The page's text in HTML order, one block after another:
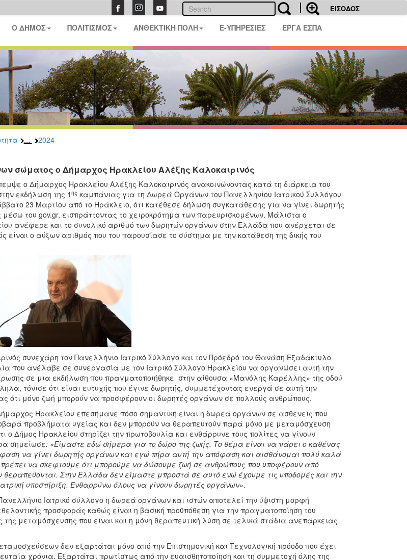
ΕΙΣΟΔΟΣ
Ο ΔΗΜΟΣ ΠΟΛΙΤΙΣΜΟΣ ΑΝΘΕΚΤΙΚΗ ΠΟΛΗ E-ΥΠΗΡΕΣΙΕΣ ΕΡΓΑ ΕΣΠΑ
... 2024
σώματος ο Δήμαρχος Ηρακλείου Αλέξης Καλοκαιρινός
ο Δήμαρχος Ηρακλείου Αλέξης Καλοκαιρινός ανακοινώνοντας κατά τη διάρκεια του
εκδήλωση της 1ης καμπάνιας για τη Δωρεά Οργάνων του Πανελληνίου Ιατρικού Συλλόγου
23 Μαρτίου από το Ηράκλειο, ότι κατέθεσε δήλωση συγκατάθεσης για να γίνει δωρητής
του gov.gr, εισπράττοντας το χειροκρότημα των παρευρισκομένων. Μάλιστα ο
ανέφερε και το συνολικό αριθμό των δωρητών οργάνων στην Ελλάδα που ανέρχεται σε
είναι ο αύξων αριθμός που του παρουσίασε το σύστημα με την κατάθεση της δικής του
συνεχάρη τον Πανελλήνιο Ιατρικό Σύλλογο και τον Πρόεδρό του Θανάση Εξαδάκτυλο
που ανέλαβε σε συνεργασία με τον Ιατρικό Σύλλογο Ηρακλείου να οργανώσει αυτή την
σε μια εκδήλωση που πραγματοποιήθηκε στην αίθουσα «Μανόλης Καρέλλης» της οδού
τόνισε ότι είναι ευτυχής που έγινε δωρητής, συμμετέχοντας ενεργά σε αυτή την
ότι μόνο ζωή μπορούν να προσφέρουν οι δωρητές οργάνων σε πολλούς ανθρώπους.
Ηρακλείου επεσήμανε πόσο σημαντική είναι η δωρεά οργάνων σε ασθενείς που
προβλήματα υγείας και δεν μπορούν να θεραπευτούν παρά μόνο με μεταμόσχευση
ο Δήμος Ηρακλείου στηρίζει την πρωτοβουλία και ενθάρρυνε τους πολίτες να γίνουν
σημείωσε: «Είμαστε εδώ σήμερα για το δώρο της ζωής. Το θέμα είναι να πάρει ο καθένας
να γίνει δωρητής οργάνων και εγώ πήρα αυτή την απόφαση και αισθάνομαι πολύ καλά
να σκεφτούμε ότι μπορούμε να δώσουμε ζωή σε ανθρώπους που υποφέρουν από
θεραπεύονται. Στην Ελλάδα δεν είμαστε μπροστά σε αυτό ενώ έχουμε τις υποδομές και την
υποστήριξη. Ενθαρρύνω όλους να γίνουν δωρητές οργάνων».
Ιατρικό σύλλογο η δωρεά οργάνων και ιστών αποτελεί την ύψιστη μορφή
προσφοράς καθώς είναι η βασική προϋπόθεση για την πραγματοποίηση του
της μεταμόσχευσης που είναι και η μόνη θεραπευτική λύση σε τελικά στάδια ανεπάρκειας
δεν εξαρτάται μόνο από την Επιστημονική και Τεχνολογική πρόοδο που έχει
χρόνια. Εξαρτάται πρωτίστως από την ευαισθητοποίηση και τη συμμετοχή όλης της